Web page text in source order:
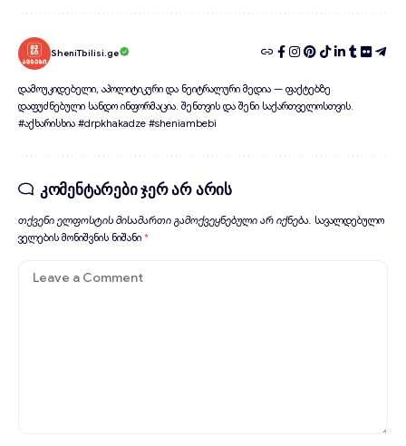
SheniTbilisi.ge
დამოუკიდებელი, აპოლიტიკური და ნეიტრალური მედია — ფაქტებზე
დაფუძნებული სანდო ინფორმაცია. შენთვის და შენი საქართველოსთვის.
#აქხარისხია #drpkhakadze #sheniambebi
კომენტარები ჯერ არ არის
თქვენი ელფოსტის მისამართი გამოქვეყნებული არ იქნება. სავალდებულო
ველების მონიშვნის ნიშანი *